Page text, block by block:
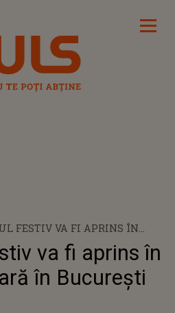
FESTIV VA FI APRINS ÎN
ÎN BUCUREȘTI
va fi aprins în
în București